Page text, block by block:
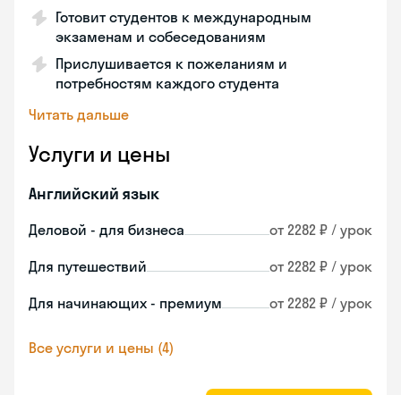
Готовит студентов к международным
экзаменам и собеседованиям
Прислушивается к пожеланиям и
потребностям каждого студента
Читать дальше
Услуги и цены
Английский язык
Деловой - для бизнеса от 2282 ₽ / урок
Для путешествий от 2282 ₽ / урок
Для начинающих - премиум от 2282 ₽ / урок
Все услуги и цены (4)